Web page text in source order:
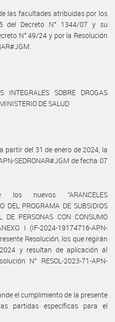
las facultades atribuidas por los
del Decreto N° 1344/07 y su
N° 49/24 y por la Resolución
INTEGRALES SOBRE DROGAS
DE SALUD
partir del 31 de enero de 2024, la
SEDRONAR#JGM de fecha 07
los nuevos “ARANCELES
DEL PROGRAMA DE SUBSIDIOS
DE PERSONAS CON CONSUMO
I (IF-2024-19174716-APN-
Resolución, los que regirán
y resultan de aplicación al
N° RESOL-2023-71-APN-
el cumplimiento de la presente
partidas específicas para el